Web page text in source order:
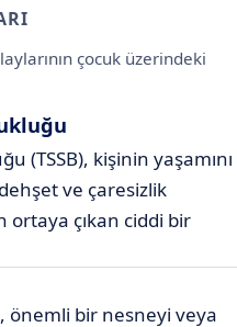
çocuk üzerindeki
(TSSB), kişinin yaşamını
ve çaresizlik
ortaya çıkan ciddi bir
önemli bir nesneyi veya